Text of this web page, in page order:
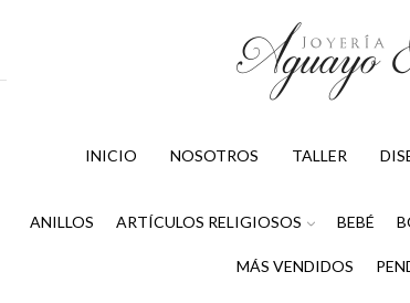
INICIO NOSOTROS TALLER
ANILLOS ARTÍCULOS RELIGIOSOS BEBÉ
MÁS VENDIDOS